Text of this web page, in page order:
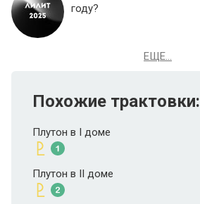
году?
ЕЩЕ...
Похожие трактовки:
Плутон в I доме
Плутон в II доме